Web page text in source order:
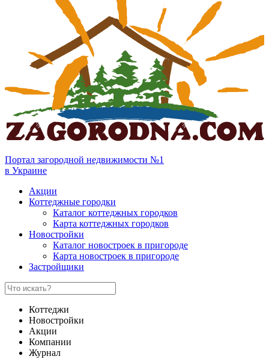
Портал загородной недвижимости №1
в Украине
Акции
Коттеджные городки
Каталог коттеджных городков
Карта коттеджных городков
Новостройки
Каталог новостроек в пригороде
Карта новостроек в пригороде
Застройщики
Коттеджи
Новостройки
Акции
Компании
Журнал